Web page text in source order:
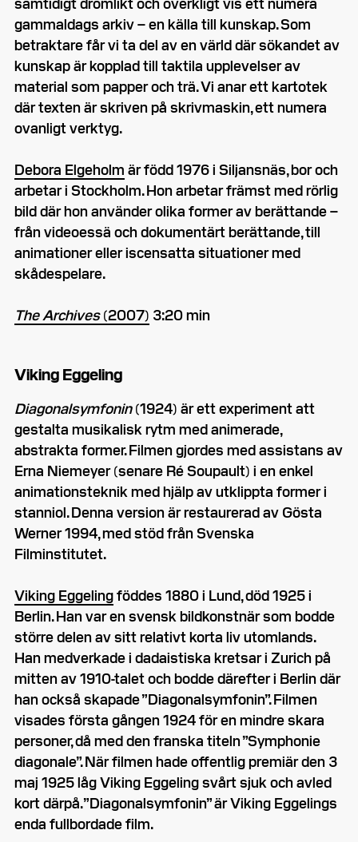
gammaldags arkiv – en källa till kunskap. Som
betraktare får vi ta del av en värld där sökandet av
kunskap är kopplad till taktila upplevelser av
material som papper och trä. Vi anar ett kartotek
där texten är skriven på skrivmaskin, ett numera
ovanligt verktyg.
Debora Elgeholm är född 1976 i Siljansnäs, bor och
arbetar i Stockholm. Hon arbetar främst med rörlig
bild där hon använder olika former av berättande –
från videoessä och dokumentärt berättande, till
animationer eller iscensatta situationer med
skådespelare.
The Archives(2007) 3:20 min
Viking Eggeling
Diagonalsymfonin(1924) är ett experiment att
gestalta musikalisk rytm med animerade,
abstrakta former. Filmen gjordes med assistans av
Erna Niemeyer (senare Ré Soupault) i en enkel
animationsteknik med hjälp av utklippta former i
stanniol. Denna version är restaurerad av Gösta
Werner 1994, med stöd från Svenska
Filminstitutet.
Viking Eggelingföddes 1880 i Lund, död 1925 i
Berlin. Han var en svensk bildkonstnär som bodde
större delen av sitt relativt korta liv utomlands.
Han medverkade i dadaistiska kretsar i Zurich på
mitten av 1910-talet och bodde därefter i Berlin där
han också skapade ”Diagonalsymfonin”. Filmen
visades första gången 1924 för en mindre skara
personer, då med den franska titeln ”Symphonie
diagonale”. När filmen hade offentlig premiär den 3
maj 1925 låg Viking Eggeling svårt sjuk och avled
kort därpå. ”Diagonalsymfonin” är Viking Eggelings
enda fullbordade film.